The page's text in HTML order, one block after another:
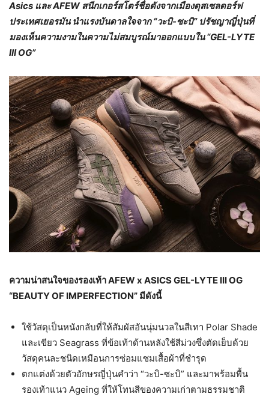
Asics และAFEWสนีกเกอร์สโตร์ชื่อดังจากเมืองดุสเซลดอร์ฟ
ประเทศเยอรมัน นำแรงบันดาลใจจาก“วะบิ-ซะบิ” ปรัชญาญี่ปุ่นที่
มองเห็นความงามในความไม่สมบูรณ์มาออกแบบใน“GEL-LYTE
III OG”
ความน่าสนใจของรองเท้าAFEW x ASICS GEL-LYTE III OG
“BEAUTY OF IMPERFECTION” มีดังนี้
ใช้วัสดุเป็นหนังกลับที่ให้สัมผัสอันนุ่มนวลในสีเทา Polar Shade
และเขียว Seagrass ที่ข้อเท้าด้านหลังใช้สีม่วงซึ่งตัดเย็บด้วย
วัสดุคนละชนิดเหมือนการซ่อมแซมเสื้อผ้าที่ชำรุด
ตกแต่งด้วยตัวอักษรญี่ปุ่นคำว่า “วะบิ-ซะบิ” และมาพร้อมพื้น
รองเท้าแนว Ageing ที่ให้โทนสีของความเก่าตามธรรมชาติ